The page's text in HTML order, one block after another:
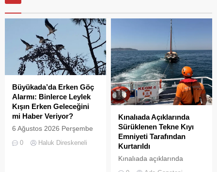
Büyükada’da Erken Göç
Alarmı: Binlerce Leylek
Kışın Erken Geleceğini
mi Haber Veriyor?
6 Ağustos 2026 Perşembe
günü öğle saatlerinde, saat
14:00 sularında Büyükada
0 Haluk Direskeneli
Kınalıada Açıklarında
Sürüklenen Tekne Kıyı
Emniyeti Tarafından
Kurtarıldı
Kınalıada açıklarında